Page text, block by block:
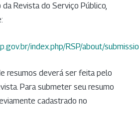
Revista do Serviço Público,
index.php/RSP/about/
resumos deverá ser feita pelo
Para submeter seu resumo
cadastrado no